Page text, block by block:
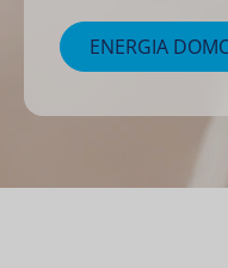
ENERGIA